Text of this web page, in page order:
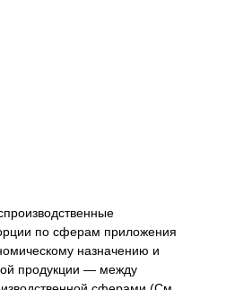
по сферам приложения
назначению и
продукции — между